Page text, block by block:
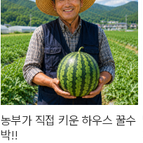
농부가 직접 키운 하우스 꿀수
박!!